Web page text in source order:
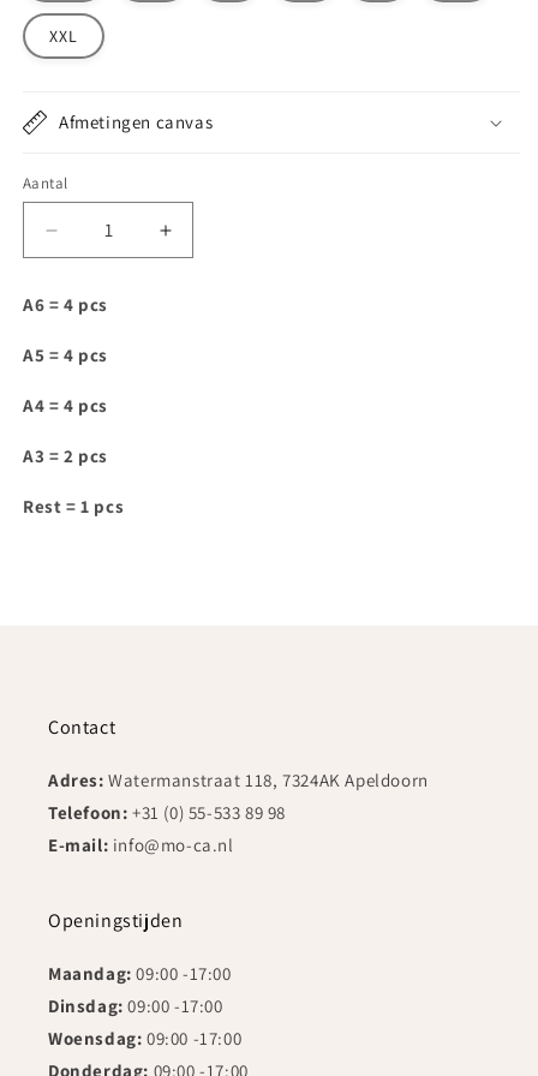
XXL
Afmetingen canvas
Aantal
Aantal
verlagen
DT031
Aantal
verhogen
A6 = 4 pcs
A5 = 4 pcs
A4 = 4 pcs
A3 = 2 pcs
Rest = 1 pcs
Contact
Adres:Watermanstraat 118, 7324AK Apeldoorn
Telefoon: +31 (0) 55-533 89 98
E-mail: info@mo-ca.nl
Openingstijden
Maandag: 09:00 -17:00
Dinsdag:09:00 -17:00
Woensdag: 09:00 -17:00
Donderdag: 09:00 -17:00